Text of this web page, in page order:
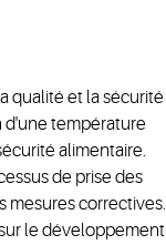
qualité et la sécurité
d'une température
alimentaire.
de prise des
mesures correctives.
le développement